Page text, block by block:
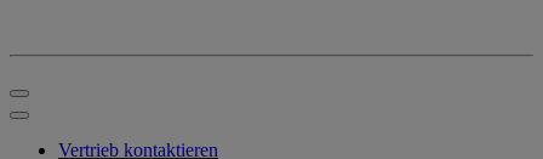
Vertrieb kontaktieren